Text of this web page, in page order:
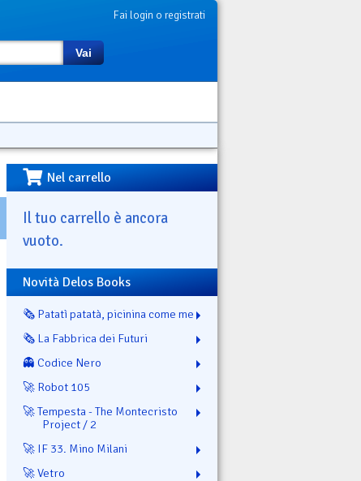
Fai login o registrati
Vai
Nel carrello
Il tuo carrello è ancora
vuoto.
Novità Delos Books
🗞️ Patatì patatà, picinina come me
🗞️ La Fabbrica dei Futuri
👻 Codice Nero
🚀 Robot 105
🚀 Tempesta - The Montecristo
Project / 2
🚀 IF 33. Mino Milani
🚀 Vetro